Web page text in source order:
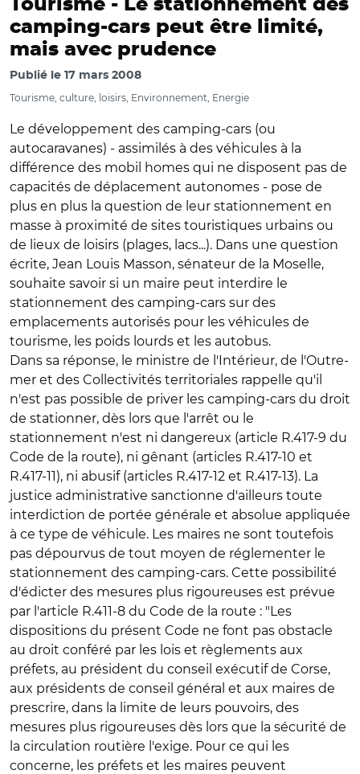
Tourisme - Le stationnement des
camping-cars peut être limité,
mais avec prudence
Publié le 17 mars 2008
Tourisme, culture, loisirs, Environnement, Energie
Le développement des camping-cars (ou
autocaravanes) - assimilés à des véhicules à la
différence des mobil homes qui ne disposent pas de
capacités de déplacement autonomes - pose de
plus en plus la question de leur stationnement en
masse à proximité de sites touristiques urbains ou
de lieux de loisirs (plages, lacs...). Dans une question
écrite, Jean Louis Masson, sénateur de la Moselle,
souhaite savoir si un maire peut interdire le
stationnement des camping-cars sur des
emplacements autorisés pour les véhicules de
tourisme, les poids lourds et les autobus.
Dans sa réponse, le ministre de l'Intérieur, de l'Outre-
mer et des Collectivités territoriales rappelle qu'il
n'est pas possible de priver les camping-cars du droit
de stationner, dès lors que l'arrêt ou le
stationnement n'est ni dangereux (article R.417-9 du
Code de la route), ni gênant (articles R.417-10 et
R.417-11), ni abusif (articles R.417-12 et R.417-13). La
justice administrative sanctionne d'ailleurs toute
interdiction de portée générale et absolue appliquée
à ce type de véhicule. Les maires ne sont toutefois
pas dépourvus de tout moyen de réglementer le
stationnement des camping-cars. Cette possibilité
d'édicter des mesures plus rigoureuses est prévue
par l'article R.411-8 du Code de la route : "Les
dispositions du présent Code ne font pas obstacle
au droit conféré par les lois et règlements aux
préfets, au président du conseil exécutif de Corse,
aux présidents de conseil général et aux maires de
prescrire, dans la limite de leurs pouvoirs, des
mesures plus rigoureuses dès lors que la sécurité de
la circulation routière l'exige. Pour ce qui les
concerne, les préfets et les maires peuvent